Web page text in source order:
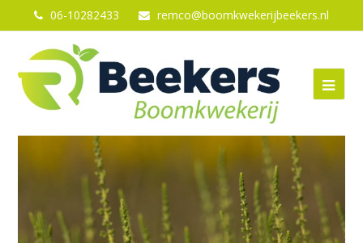
06-10282433 remco@boomkwekerijbeekers.nl